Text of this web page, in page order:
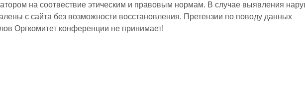
на соотвествие этическим и правовым нормам. В случае выявления
с сайта без возможности восстановления. Претензии по поводу данных
Оргкомитет конференции не принимает!